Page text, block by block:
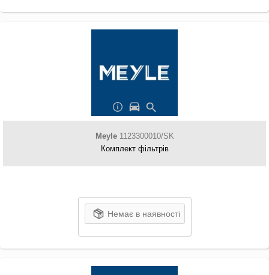
Meyle1123300010/SK
Комплект фільтрів
Немає в наявності